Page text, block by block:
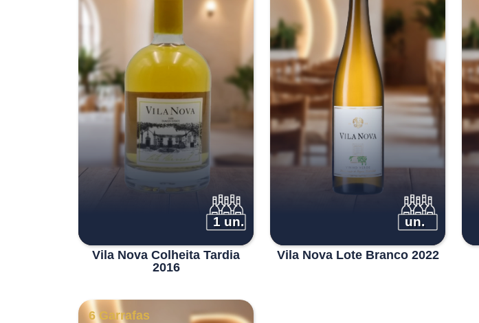
1 un.
Vila Nova Colheita Tardia
2016
un.
Vila Nova Lote Branco 2022
6 Garrafas